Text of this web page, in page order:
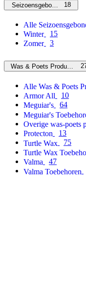
Seizoensgebonden18
Alle
Winter
15
Zomer
3
Was & Poets Producten
Alle Was & Poets
Armor All
10
Meguiar's
64
Meguiar's
Overige was-poets
Protecton
13
Turtle Wax
75
Turtle Wax
Valma
47
Valma Toebehoren